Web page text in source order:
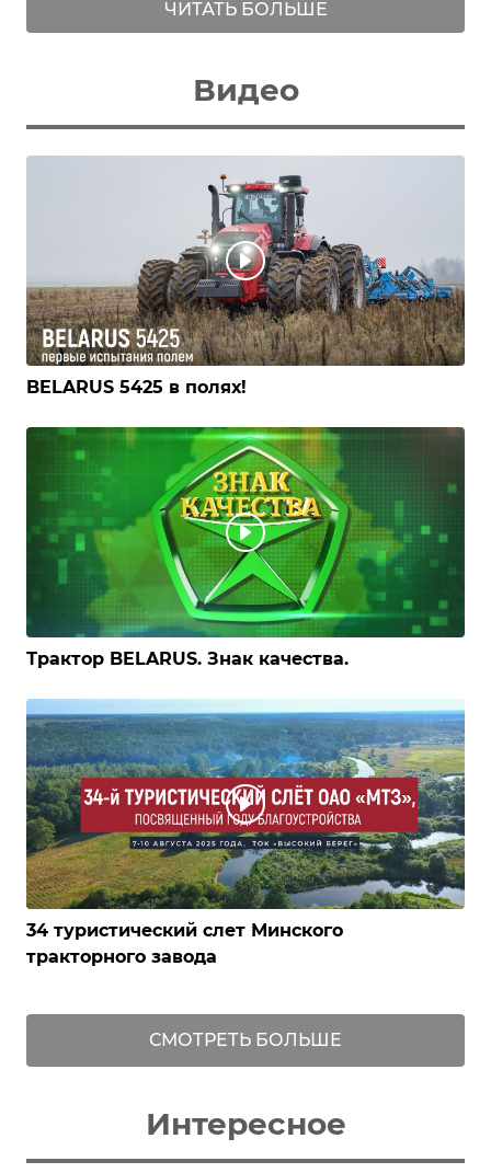
ЧИТАТЬ БОЛЬШЕ
Видео
BELARUS 5425 в полях!
Трактор BELARUS. Знак качества.
34 туристический слет Минского
тракторного завода
СМОТРЕТЬ БОЛЬШЕ
Интересное